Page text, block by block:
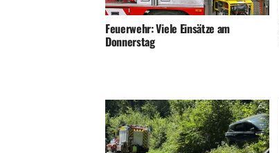
Feuerwehr: Viele Einsätze am
Donnerstag